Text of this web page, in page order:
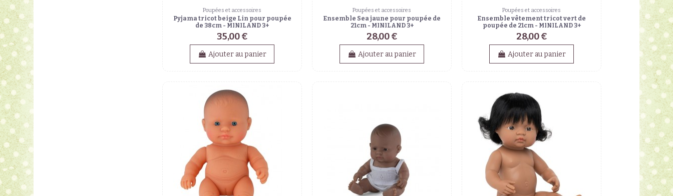
Poupées et accessoires
Pyjama tricot beige Lin pour poupée
de 38cm - MINILAND 3+
35,00 €
Ajouter au panier
Poupées et accessoires
Ensemble Sea jaune pour poupée de
21cm - MINILAND 3+
28,00 €
Ajouter au panier
Poupées et accessoires
Ensemble vêtement tricot vert de
poupée de 21cm - MINILAND 3+
28,00 €
Ajouter au panier